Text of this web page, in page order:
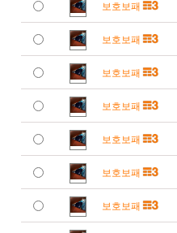
보호보패
보호보패
보호보패
보호보패
보호보패
보호보패
보호보패